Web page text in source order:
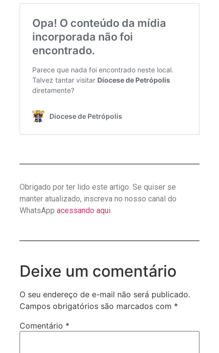
Obrigado por ter lido este artigo. Se quiser se
manter atualizado, inscreva no nosso canal do
WhatsApp acessando aqui
Deixe um comentário
O seu endereço de e-mail não será publicado.
Campos obrigatórios são marcados com *
Comentário *